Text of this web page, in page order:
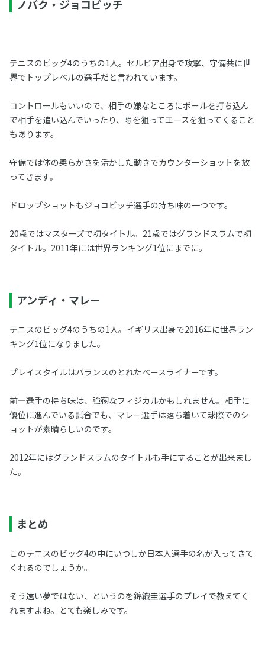
ノバク・ジョコビッチ
テニスのビッグ4のうちの1人。セルビア出身で攻撃、守備共に世
界でトップレベルの選手だと言われています。
コントロールもいいので、相手の嫌なところにボールを打ち込ん
で相手を追い込んでいったり、隙を狙ってエースを狙ってくること
もあります。
守備では体の柔らかさを活かした動きでカウンターショットを放
ってきます。
ドロップショットもジョコビッチ選手の持ち味の一つです。
20歳ではマスターズで初タイトル。21歳ではグランドスラムで初
タイトル。2011年には世界ランキング1位にまでに。
アンディ・マレー
テニスのビッグ4のうちの1人。イギリス出身で2016年に世界ラン
キング1位になりました。
プレイスタイルはバランスのとれたベースライナーです。
前―選手の持ち味は、強靭なフィジカルかもしれません。相手に
優位に進んでいる試合でも、マレー選手は落ち着いて球際でのシ
ョットが素晴らしいのです。
2012年にはグランドスラムのタイトルも手にすることが出来まし
た。
まとめ
このテニスのビッグ4の中にいつしか日本人選手の名が入ってきて
くれるのでしょうか。
そう遠い夢ではない、というのを錦織圭選手のプレイで教えてく
れますよね。とても楽しみです。